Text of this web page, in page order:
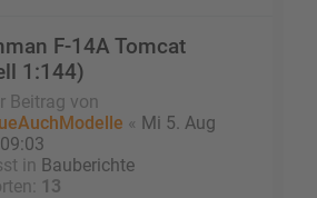
F-14A Tomcat
1:144)
Beitrag von
« Mi 5. Aug
in Bauberichte
13